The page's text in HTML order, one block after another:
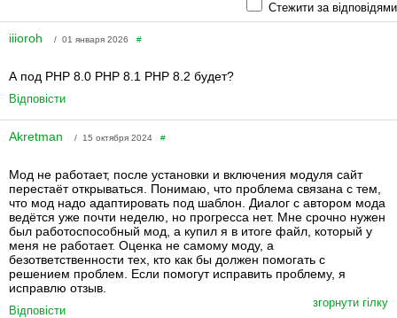
Стежити за відповідями
iiioroh / 01 января 2026 #
А под PHP 8.0 PHP 8.1 PHP 8.2 будет?
Відповісти
Akretman / 15 октября 2024 #
Мод не работает, после установки и включения модуля сайт
перестаёт открываться. Понимаю, что проблема связана с тем,
что мод надо адаптировать под шаблон. Диалог с автором мода
ведётся уже почти неделю, но прогресса нет. Мне срочно нужен
был работоспособный мод, а купил я в итоге файл, который у
меня не работает. Оценка не самому моду, а
безответственности тех, кто как бы должен помогать с
решением проблем. Если помогут исправить проблему, я
исправлю отзыв.
Відповісти
згорнути гілку